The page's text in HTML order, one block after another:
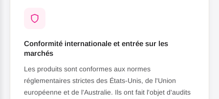
Conformité internationale et entrée sur les
marchés
Les produits sont conformes aux normes
réglementaires strictes des États-Unis, de l'Union
européenne et de l'Australie. Ils ont fait l'objet d'audits